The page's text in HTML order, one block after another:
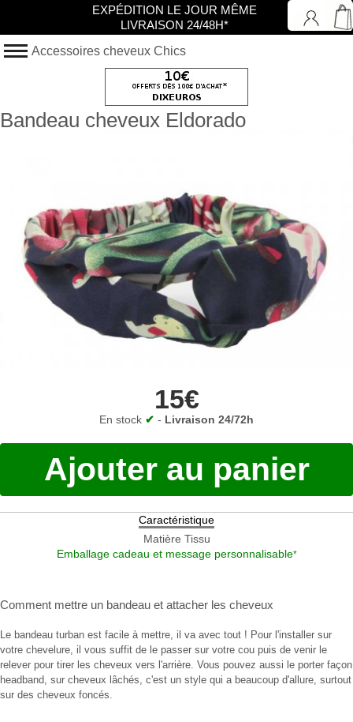
Accessoires cheveux Chics
Bandeau cheveux Eldorado
15€
En stock ✔ - Livraison 24/72h
Ajouter au panier
Caractéristique
Matière Tissu
Emballage cadeau et message personnalisable*
Comment mettre un bandeau et attacher les cheveux
Le bandeau turban est facile à mettre, il va avec tout ! Pour l'installer sur
votre chevelure, il vous suffit de le passer sur votre cou puis de venir le
relever pour tirer les cheveux vers l'arrière. Vous pouvez aussi le porter façon
headband, sur cheveux lâchés, c'est un style qui a beaucoup d'allure, surtout
sur des cheveux foncés.
EXPÉDITION LE JOUR MÊME
LIVRAISON 24/48H*